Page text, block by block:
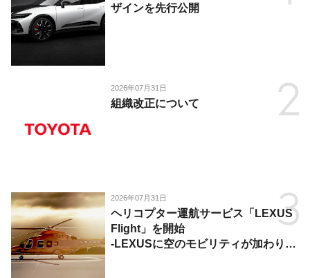
ザインを先行公開
2026年07月31日
組織改正について
2026年07月31日
ヘリコプター運航サービス「LEXUS
Flight」を開始
-LEXUSに空のモビリティが加わり、